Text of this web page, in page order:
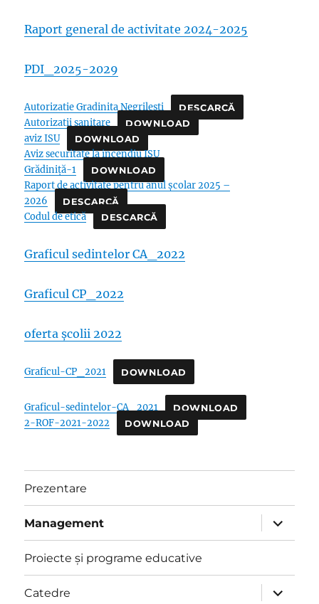
Raport general de activitate 2024-2025
PDI_2025-2029
Autorizatie Gradinita Negrilesti DESCARCĂ
Autorizatii sanitare DOWNLOAD
aviz ISU DOWNLOAD
Aviz securitate la incendiu ISU
Grădiniță-1
DOWNLOAD
Raport de activitate pentru anul școlar 2025 –
2026
DESCARCĂ
Codul de etică DESCARCĂ
Graficul sedintelor CA_2022
Graficul CP_2022
oferta școlii 2022
Graficul-CP_2021 DOWNLOAD
Graficul-sedintelor-CA_2021 DOWNLOAD
2-ROF-2021-2022 DOWNLOAD
Prezentare
Management
extinde
meniul
copil
Proiecte și programe educative
Catedre
extinde
meniul